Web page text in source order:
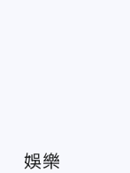
娛樂